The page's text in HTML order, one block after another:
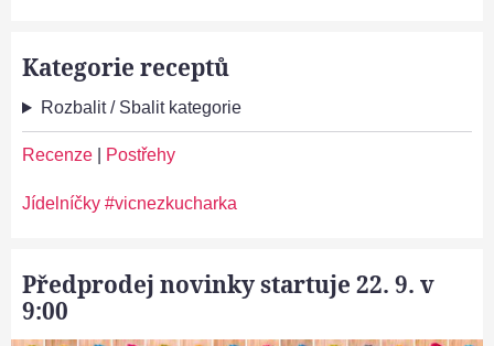
Kategorie receptů
Rozbalit / Sbalit kategorie
Recenze Postřehy
Jídelníčky #vicnezkucharka
Předprodej novinky startuje 22. 9. v
9:00